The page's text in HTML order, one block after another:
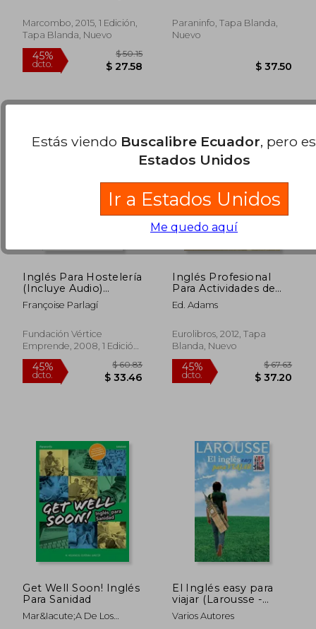
45%
dcto.
$ 852.52
$ 468.89
45%
dcto.
45%
dcto.
$ 52.92
$ 29.11
45%
dcto.
$
$
Marcombo, 2015, 1 Edición,
Tapa Blanda, Nuevo
Paraninfo, Tapa Blanda,
Nuevo
Inglés Para Hostelería
(Incluye Audio)
(Idiomas)
Françoise Parlagí
Fundación Vértice
Emprende, 2008, 1 Edición,
Tapa Blanda,
Inglés Profesional
Para Actividades de
Venta: Certificado de
Profesionalidad
Ed. Adams
Eurolibros, 2012, Tapa
Blanda, Nuevo
Get Well Soon! Inglés
Para Sanidad
Mar&Iacute;A De Los
El Inglés easy para
viajar (Larousse -
Lengua Inglesa -
Manuales Prácticos)
Varios Autores
Estás viendo Buscalibre Ecuador, pero
Estados Unidos
Ir a Estados Unidos
Me quedo aquí